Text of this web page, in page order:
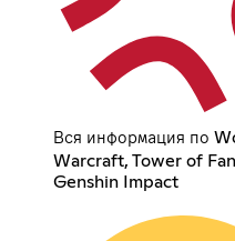
Вся информация по
Warcraft, Tower of
Genshin Impact